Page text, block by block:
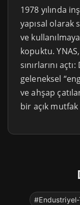
1978 yılında
yapısal olarak
ve
kopuktu.
sınırlarını
geleneksel
ve ahşap
bir açık